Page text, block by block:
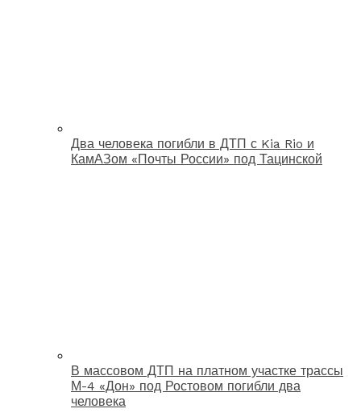
Два человека погибли в ДТП с Kia Rio и
КамАЗом «Почты России» под Тацинской
В массовом ДТП на платном участке трассы
М-4 «Дон» под Ростовом погибли два
человека